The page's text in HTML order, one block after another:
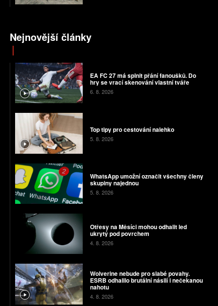
Nejnovější články
EA FC 27 má splnit přání fanoušků. Do
hry se vrací skenování vlastní tváře
6. 8. 2026
Top tipy pro cestování nalehko
5. 8. 2026
WhatsApp umožní označit všechny členy
skupiny najednou
5. 8. 2026
Otřesy na Měsíci mohou odhalit led
ukrytý pod povrchem
4. 8. 2026
Wolverine nebude pro slabé povahy.
ESRB odhalilo brutální násilí i nečekanou
nahotu
4. 8. 2026